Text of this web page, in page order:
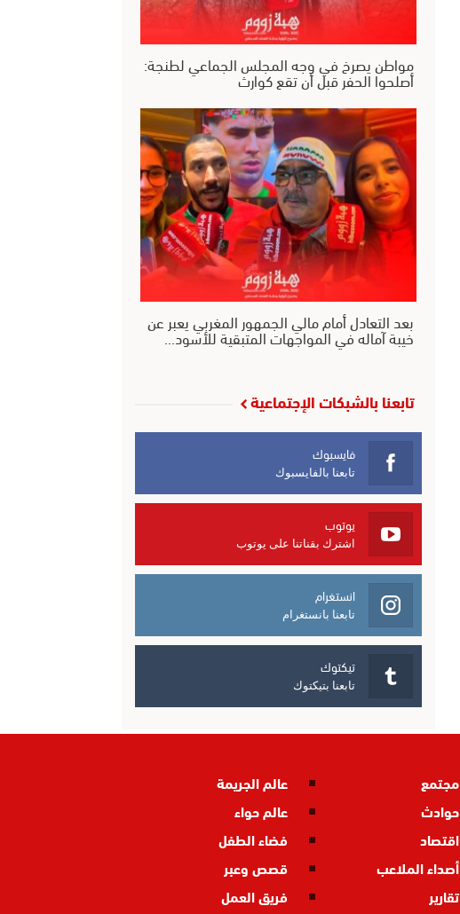
مواطن يصرخ في وجه المجلس الجماعي لطنجة:
أصلحوا الحفر قبل أن تقع كوارث
بعد التعادل أمام مالي الجمهور المغربي يعبر عن
خيبة آماله في المواجهات المتبقية للأسود…
تابعنا بالشبكات الإجتماعية
فايسبوك
تابعنا بالفايسبوك
يوتوب
اشترك بقناتنا على يوتوب
انستغرام
تابعنا بانستغرام
تيكتوك
تابعنا بتيكتوك
مجتمع
حوادث
اقتصاد
أصداء الملاعب
تقارير
عالم الجريمة
عالم حواء
فضاء الطفل
قصص وعبر
فريق العمل